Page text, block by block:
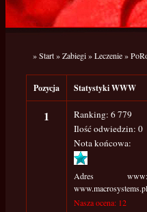
»Start»Zabiegi»Leczenie»
Pozycja Statystyki WWW
1
Ranking: 6 779
Ilość odwiedzin: 0
Nota końcowa:
Adres www:
www.macrosystems.pl
Nasza ocena: 12